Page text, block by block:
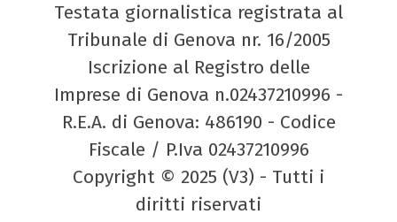
Testata giornalistica registrata al
Tribunale di Genova nr. 16/2005
Iscrizione al Registro delle
Imprese di Genova n.02437210996 -
R.E.A. di Genova: 486190 - Codice
Fiscale / P.Iva 02437210996
Copyright © 2025 (V3) - Tutti i
diritti riservati